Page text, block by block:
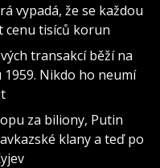
vypadá, že se každou
cenu tisíců korun
transakcí běží na
Nikdo ho neumí
za biliony, Putin
klany a teď po